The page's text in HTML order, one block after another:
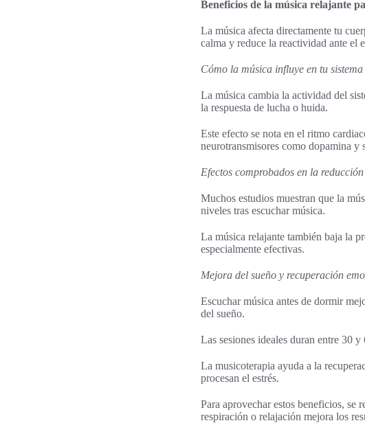
Beneficios de la música relajante
La música afecta directamente tu
calma y reduce la reactividad ante el
Cómo la música influye en tu
La música cambia la actividad del
la respuesta de lucha o huida.
Este efecto se nota en el ritmo
neurotransmisores como dopamina y
Efectos comprobados en la
Muchos estudios muestran que la
niveles tras escuchar música.
La música relajante también baja la
especialmente efectivas.
Mejora del sueño y recuperación
Escuchar música antes de dormir
del sueño.
Las sesiones ideales duran entre 30
La musicoterapia ayuda a la
procesan el estrés.
Para aprovechar estos beneficios, se
respiración o relajación mejora los